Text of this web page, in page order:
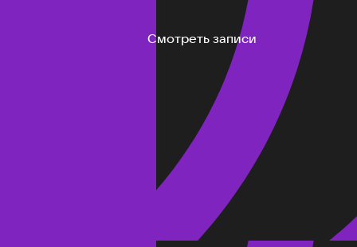
Смотреть записи